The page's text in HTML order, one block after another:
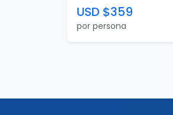
USD $359
por persona